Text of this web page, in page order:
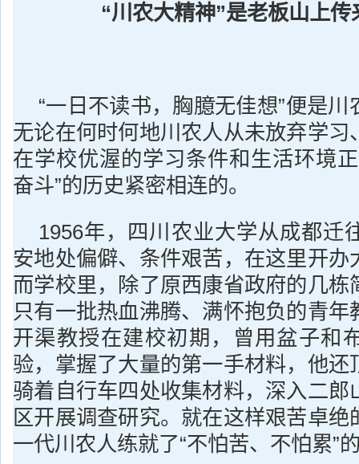
“川农大精神”是老板山上传
“一日不读书，胸臆无佳想”便是
无论在何时何地川农人从未放弃学习
在学校优渥的学习条件和生活环境
奋斗”的历史紧密相连的。
1956年，四川农业大学从成都迁
安地处偏僻、条件艰苦，在这里开办
而学校里，除了原西康省政府的几栋
只有一批热血沸腾、满怀抱负的青年
开渠教授在建校初期，曾用盆子和
验，掌握了大量的第一手材料，他还
骑着自行车四处收集材料，深入二郎
区开展调查研究。就在这样艰苦卓绝
一代川农人练就了“不怕苦、不怕累”